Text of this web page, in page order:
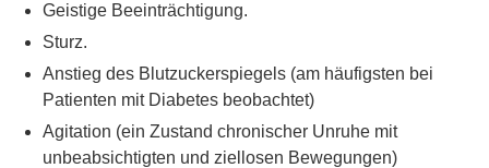
Geistige Beeinträchtigung.
Sturz.
Anstieg des Blutzuckerspiegels (am häufigsten bei
Patienten mit Diabetes beobachtet)
Agitation (ein Zustand chronischer Unruhe mit
unbeabsichtigten und ziellosen Bewegungen)